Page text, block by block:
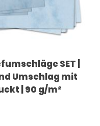
SET |
Umschlag mit
| 90 g/m²